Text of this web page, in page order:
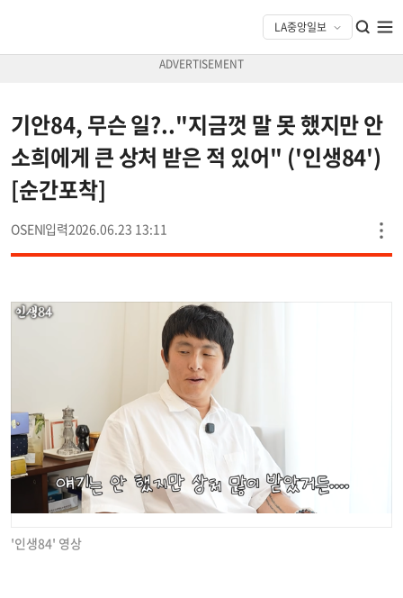
기안84, 무슨 일?.."지금껏 말 못 했지만 안
소희에게 큰 상처 받은 적 있어" ('인생84')
[순간포착]
OSEN 2026.06.23 13:11
'인생84' 영상